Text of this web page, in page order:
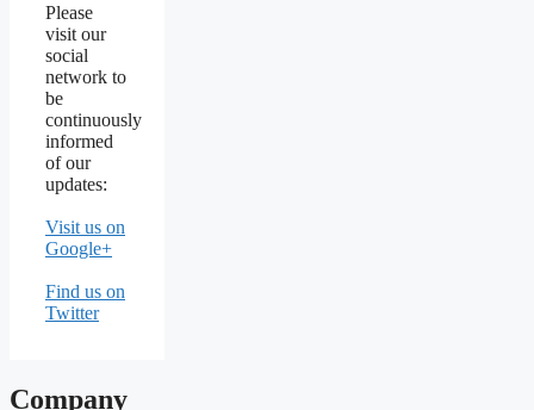
Please
visit our
social
network to
be
continuously
informed
of our
updates:
Visit us on
Google+
Find us on
Twitter
Company